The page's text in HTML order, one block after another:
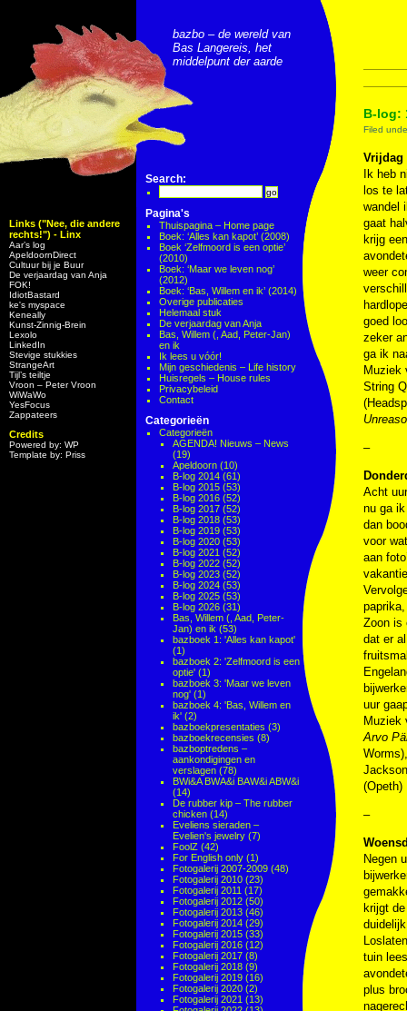
Links ("Nee, die andere
rechts!") - Linx
Aar’s log
ApeldoornDirect
Cultuur bij je Buur
De verjaardag van Anja
FOK!
IdiotBastard
ke's myspace
Keneally
Kunst-Zinnig-Brein
Lexolo
LinkedIn
Stevige stukkies
StrangeArt
Tijl’s teiltje
Vroon – Peter Vroon
WiWaWo
YesFocus
Zappateers
Credits
Powered by: WP
Template by: Priss
bazbo – de wereld van
Bas Langereis, het
middelpunt der aarde
Search:
Pagina's
Thuispagina – Home page
Boek: ‘Alles kan kapot’ (2008)
Boek ‘Zelfmoord is een optie’
(2010)
Boek: ‘Maar we leven nog’
(2012)
Boek: ‘Bas, Willem en ik’ (2014)
Overige publicaties
Helemaal stuk
De verjaardag van Anja
Bas, Willem (, Aad, Peter-Jan)
en ik
Ik lees u vóór!
Mijn geschiedenis – Life history
Huisregels – House rules
Privacybeleid
Contact
Categorieën
Categorieën
AGENDA! Nieuws – News
(19)
Apeldoorn (10)
B-log 2014 (61)
B-log 2015 (53)
B-log 2016 (52)
B-log 2017 (52)
B-log 2018 (53)
B-log 2019 (53)
B-log 2020 (53)
B-log 2021 (52)
B-log 2022 (52)
B-log 2023 (52)
B-log 2024 (53)
B-log 2025 (53)
B-log 2026 (31)
Bas, Willem (, Aad, Peter-
Jan) en ik (53)
bazboek 1: 'Alles kan kapot'
(1)
bazboek 2: 'Zelfmoord is een
optie' (1)
bazboek 3: 'Maar we leven
nog' (1)
bazboek 4: 'Bas, Willem en
ik' (2)
bazboekpresentaties (3)
bazboekrecensies (8)
bazboptredens –
aankondigingen en
verslagen (78)
BWi&A BWA&i BAW&i ABW&i
(14)
De rubber kip – The rubber
chicken (14)
Eveliens sieraden –
Evelien's jewelry (7)
FoolZ (42)
For English only (1)
Fotogalerij 2007-2009 (48)
Fotogalerij 2010 (23)
Fotogalerij 2011 (17)
Fotogalerij 2012 (50)
Fotogalerij 2013 (46)
Fotogalerij 2014 (29)
Fotogalerij 2015 (33)
Fotogalerij 2016 (12)
Fotogalerij 2017 (8)
Fotogalerij 2018 (9)
Fotogalerij 2019 (16)
Fotogalerij 2020 (2)
Fotogalerij 2021 (13)
B-log:
Filed
Vrijdag
Ik heb
los te
wandel
gaat
krijg
weer
goed
zeker
ga ik
Muziek
String
–
Acht
nu ga
dan
voor
aan
Zoon is
dat er
uur
Muziek
Arvo
(Opeth)
–
Negen
krijgt
tuin
plus